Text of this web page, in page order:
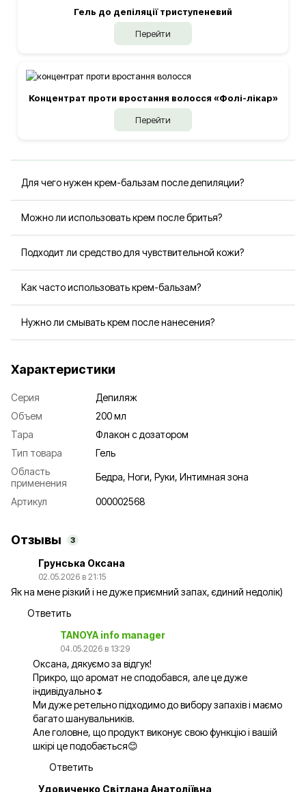
Гель до депіляції триступеневий
Перейти
Концентрат проти вростання волосся «Фолі-лікар»
Перейти
Для чего нужен крем-бальзам после депиляции?
удаления волос, уменьшить раздражение, сухость и
покраснение.
Можно ли использовать крем после бритья?
помогает устранить шелушение и дискомфорт.
Подходит ли средство для чувствительной кожи?
восстанавливающие компоненты, которые подходят для
чувствительной кожи.
Как часто использовать крем-бальзам?
процедуры депиляции или бритья.
Нужно ли смывать крем после нанесения?
Характеристики
Серия
Депиляж
Объем
200 мл
Тара
Флакон с дозатором
Тип товара
Гель
Область
применения
Бедра, Ноги, Руки, Интимная зона
Артикул 000002568
Отзывы 3
Грунська Оксана
02.05.2026 в 21:15
Як на мене різкий і не дуже приємний запах, єдиний недолік)
Ответить
TANOYA info manager
04.05.2026 в 13:29
Оксана, дякуємо за відгук!
Прикро, що аромат не сподобався, але це дуже
індивідуально🌷
Ми дуже ретельно підходимо до вибору запахів і маємо
багато шанувальників.
Але головне, що продукт виконує свою функцію і вашій
шкірі це подобається😊
Ответить
Удовиченко Світлана Анатоліївна